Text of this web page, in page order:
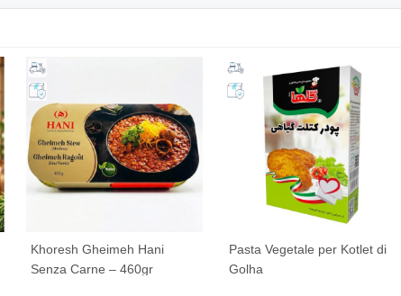
Khoresh Gheimeh Hani
Senza Carne – 460gr
Pasta Vegetale per Kotlet di
Golha